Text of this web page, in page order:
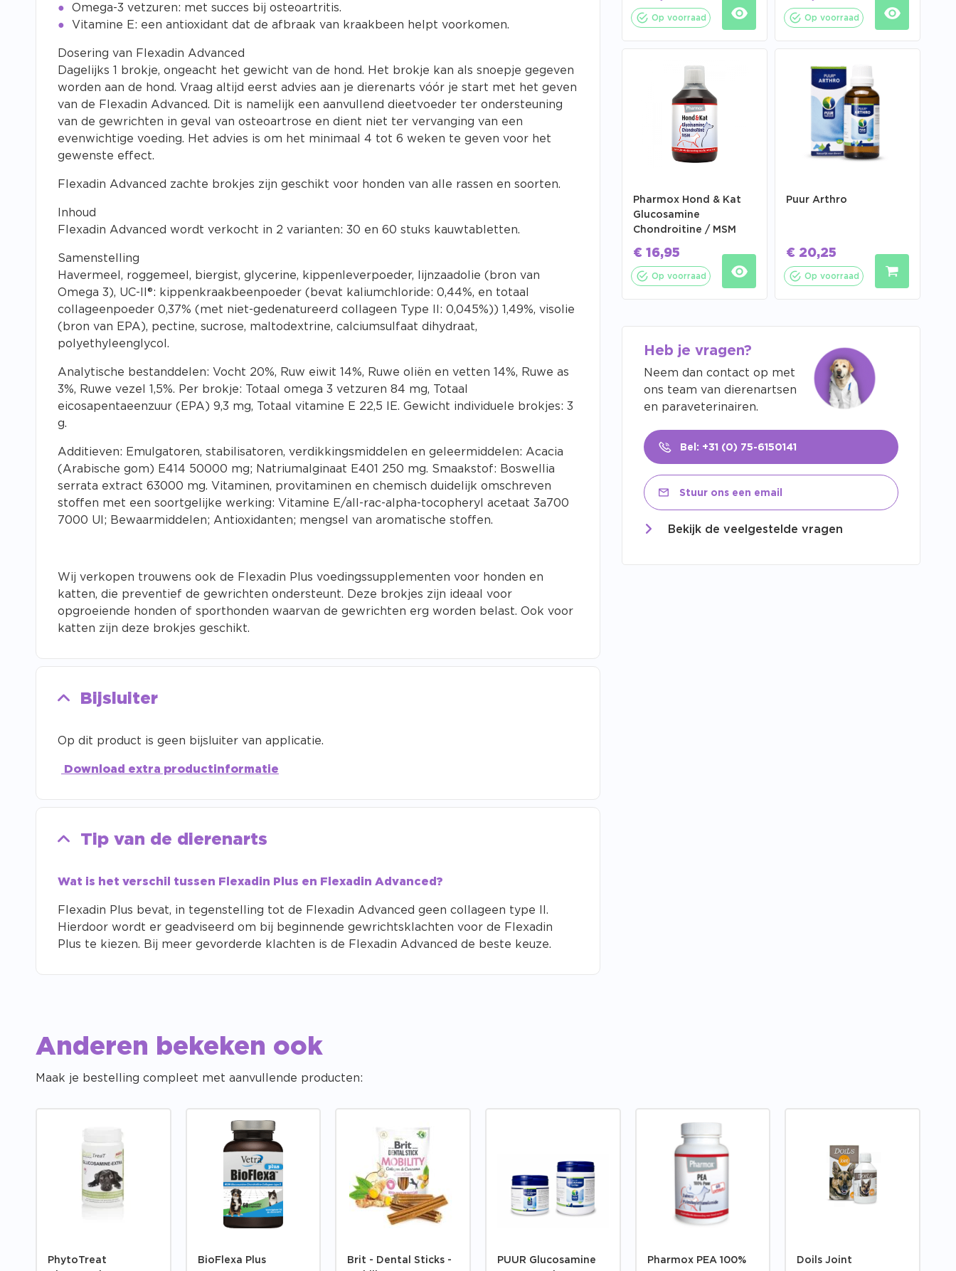
Omega-3 vetzuren: met succes bij osteoartritis.
Vitamine E: een antioxidant dat de afbraak van kraakbeen helpt voorkomen.
Dosering van Flexadin Advanced
Dagelijks 1 brokje, ongeacht het gewicht van de hond. Het brokje kan als snoepje gegeven
worden aan de hond. Vraag altijd eerst advies aan je dierenarts vóór je start met het geven
van de Flexadin Advanced. Dit is namelijk een aanvullend dieetvoeder ter ondersteuning
van de gewrichten in geval van osteoartrose en dient niet ter vervanging van een
evenwichtige voeding. Het advies is om het minimaal 4 tot 6 weken te geven voor het
gewenste effect.
Flexadin Advanced zachte brokjes zijn geschikt voor honden van alle rassen en soorten.
Inhoud
Flexadin Advanced wordt verkocht in 2 varianten: 30 en 60 stuks kauwtabletten.
Samenstelling
Havermeel, roggemeel, biergist, glycerine, kippenleverpoeder, lijnzaadolie (bron van
Omega 3), UC-II®: kippenkraakbeenpoeder (bevat kaliumchloride: 0,44%, en totaal
collageenpoeder 0,37% (met niet-gedenatureerd collageen Type II: 0,045%)) 1,49%, visolie
(bron van EPA), pectine, sucrose, maltodextrine, calciumsulfaat dihydraat,
polyethyleenglycol.
Analytische bestanddelen: Vocht 20%, Ruw eiwit 14%, Ruwe oliën en vetten 14%, Ruwe as
3%, Ruwe vezel 1,5%. Per brokje: Totaal omega 3 vetzuren 84 mg, Totaal
eicosapentaeenzuur (EPA) 9,3 mg, Totaal vitamine E 22,5 IE. Gewicht individuele brokjes: 3
g.
Additieven: Emulgatoren, stabilisatoren, verdikkingsmiddelen en geleermiddelen: Acacia
(Arabische gom) E414 50000 mg; Natriumalginaat E401 250 mg. Smaakstof: Boswellia
serrata extract 63000 mg. Vitaminen, provitaminen en chemisch duidelijk omschreven
stoffen met een soortgelijke werking: Vitamine E/all-rac-alpha-tocopheryl acetaat 3a700
7000 UI; Bewaarmiddelen; Antioxidanten; mengsel van aromatische stoffen.
Wij verkopen trouwens ook de Flexadin Plus voedingssupplementen voor honden en
katten, die preventief de gewrichten ondersteunt. Deze brokjes zijn ideaal voor
opgroeiende honden of sporthonden waarvan de gewrichten erg worden belast. Ook voor
katten zijn deze brokjes geschikt.
Bijsluiter
Op dit product is geen bijsluiter van applicatie.
Download extra productinformatie
Tip van de dierenarts
Wat is het verschil tussen Flexadin Plus en Flexadin Advanced?
Flexadin Plus bevat, in tegenstelling tot de Flexadin Advanced geen collageen type II.
Hierdoor wordt er geadviseerd om bij beginnende gewrichtsklachten voor de Flexadin
Plus te kiezen. Bij meer gevorderde klachten is de Flexadin Advanced de beste keuze.
Op voorraad Op voorraad
Pharmox Hond & Kat
Glucosamine
Chondroitine / MSM
€ 16,95
Op voorraad
Puur Arthro
€ 20,25
Op voorraad
Heb je vragen?
Neem dan contact op met
ons team van dierenartsen
en paraveterinairen.
Bel: +31 (0) 75-6150141
Stuur ons een email
Bekijk de veelgestelde vragen
Anderen bekeken ook
Maak je bestelling compleet met aanvullende producten:
PhytoTreat
BioFlexa Plus
Brit - Dental Sticks -
PUUR Glucosamine
Pharmox PEA 100%
Doils Joint